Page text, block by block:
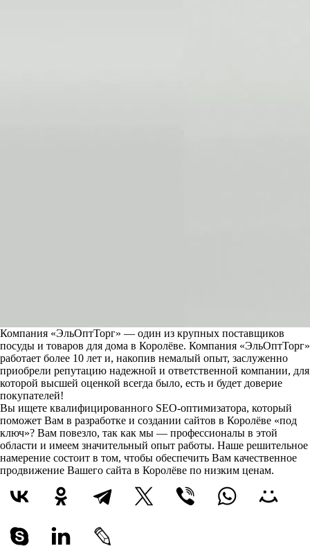
Компания «ЭльОптТорг» — один из крупных поставщиков
посуды и товаров для дома в Королёве. Компания «ЭльОптТорг»
работает более 10 лет и, накопив немалый опыт, заслуженно
приобрели репутацию надежной и ответственной компании, для
которой высшей оценкой всегда было, есть и будет доверие
покупателей!
Вы ищете квалифицированного SEO-оптимизатора, который
поможет Вам в разработке и создании сайтов в Королёве «под
ключ»? Вам повезло, так как мы — профессионалы в этой
области и имеем значительный опыт работы. Наше решительное
намерение состоит в том, чтобы обеспечить Вам качественное
продвижение Вашего сайта в Королёве по низким ценам.